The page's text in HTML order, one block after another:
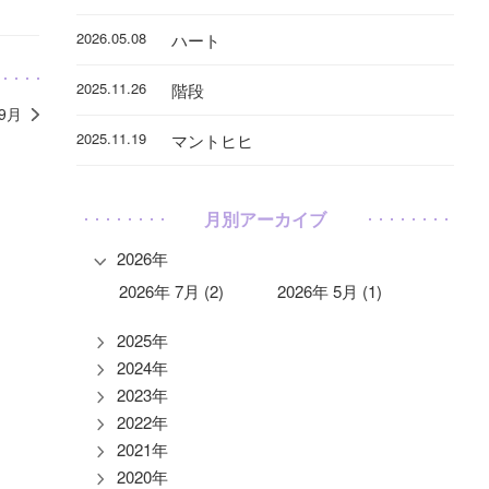
月
2026.05.08 ハート
2025.11.26 階段
2025.11.19 マントヒヒ
月別アーカイブ
2026年
2026年 7月 (2)
2026年 5月 (1)
2025年
2024年
2023年
2022年
2021年
2020年